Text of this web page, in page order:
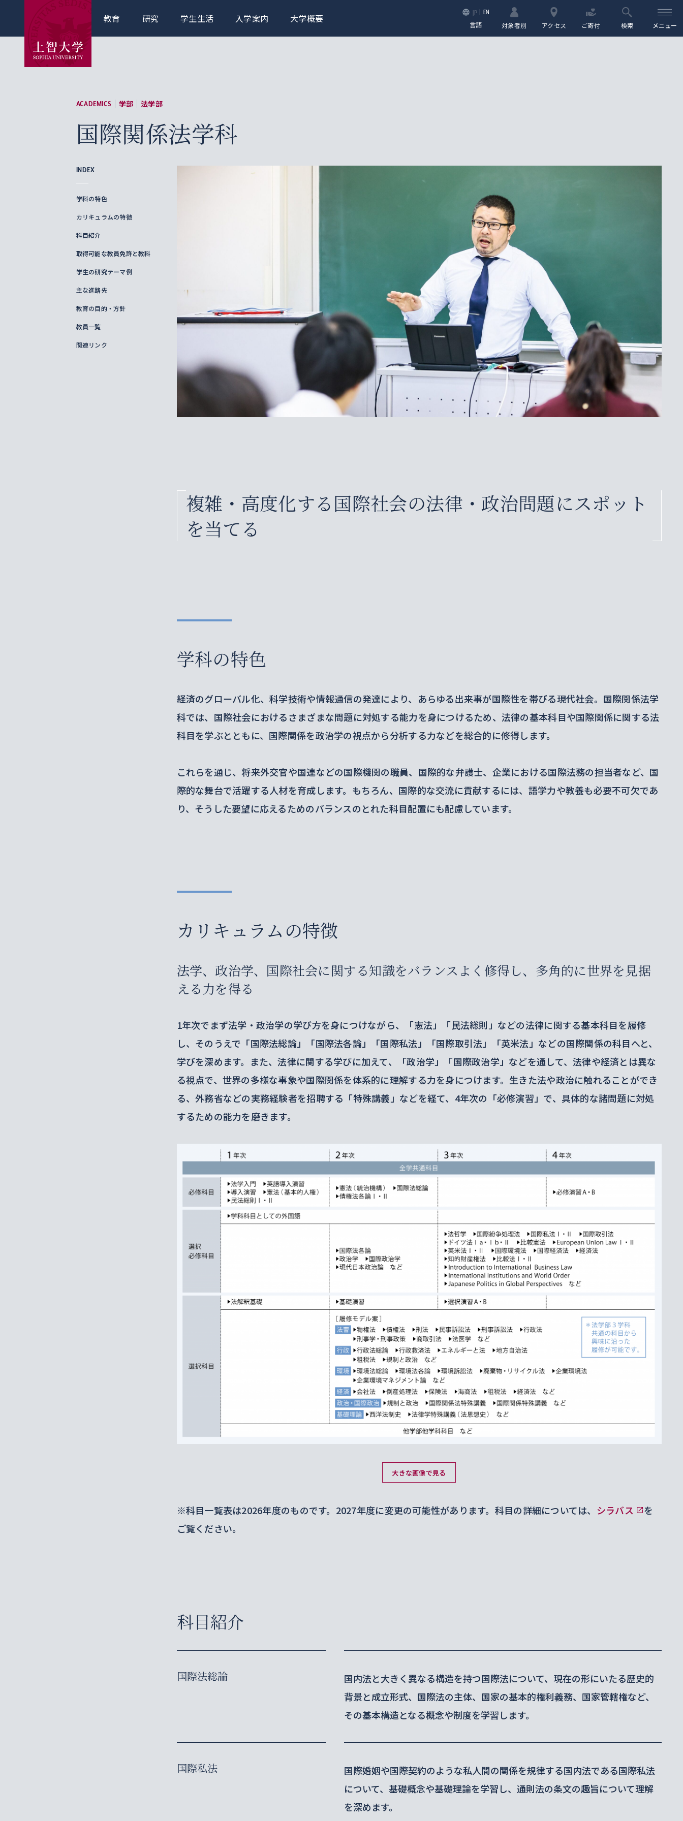
教育 研究 学生生活 入学案内 大学概要 JP EN
言語 対象者別 アクセス ご寄付 検索 メニュー
ACADEMICS 学部 法学部
国際関係法学科
INDEX
学科の特色
カリキュラムの特徴
科目紹介
取得可能な教員免許と教科
学生の研究テーマ例
主な進路先
教育の目的・方針
教員一覧
関連リンク
複雑・高度化する国際社会の法律・政治問題にスポット
を当てる
学科の特色
経済のグローバル化、科学技術や情報通信の発達により、あらゆる出来事が国際性を帯びる現代社会。国際関係法学
科では、国際社会におけるさまざまな問題に対処する能力を身につけるため、法律の基本科目や国際関係に関する法
科目を学ぶとともに、国際関係を政治学の視点から分析する力などを総合的に修得します。
これらを通じ、将来外交官や国連などの国際機関の職員、国際的な弁護士、企業における国際法務の担当者など、国
際的な舞台で活躍する人材を育成します。もちろん、国際的な交流に貢献するには、語学力や教養も必要不可欠であ
り、そうした要望に応えるためのバランスのとれた科目配置にも配慮しています。
カリキュラムの特徴
法学、政治学、国際社会に関する知識をバランスよく修得し、多角的に世界を見据
える力を得る
1年次でまず法学・政治学の学び方を身につけながら、「憲法」「民法総則」などの法律に関する基本科目を履修
し、そのうえで「国際法総論」「国際法各論」「国際私法」「国際取引法」「英米法」などの国際関係の科目へと、
学びを深めます。また、法律に関する学びに加えて、「政治学」「国際政治学」などを通して、法律や経済とは異な
る視点で、世界の多様な事象や国際関係を体系的に理解する力を身につけます。生きた法や政治に触れることができ
る、外務省などの実務経験者を招聘する「特殊講義」などを経て、4年次の「必修演習」で、具体的な諸問題に対処
するための能力を磨きます。
大きな画像で見る
※科目一覧表は2026年度のものです。2027年度に変更の可能性があります。科目の詳細については、 シラバス
を
ご覧ください。
科目紹介
国際法総論
国内法と大きく異なる構造を持つ国際法について、現在の形にいたる歴史的
背景と成立形式、国際法の主体、国家の基本的権利義務、国家管轄権など、
その基本構造となる概念や制度を学習します。
国際私法
国際婚姻や国際契約のような私人間の関係を規律する国内法である国際私法
について、基礎概念や基礎理論を学習し、通則法の条文の趣旨について理解
を深めます。